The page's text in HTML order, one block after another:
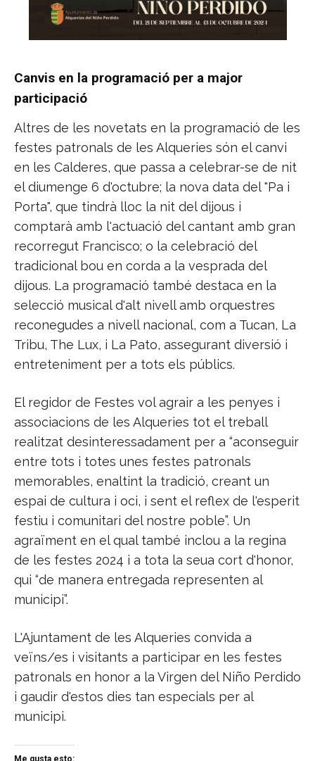
Canvis en la programació per a major
participació
Altres de les novetats en la programació de les
festes patronals de les Alqueries són el canvi
en les Calderes, que passa a celebrar-se de nit
el diumenge 6 d'octubre; la nova data del "Pa i
Porta", que tindrà lloc la nit del dijous i
comptarà amb l'actuació del cantant amb gran
recorregut Francisco; o la celebració del
tradicional bou en corda a la vesprada del
dijous. La programació també destaca en la
selecció musical d'alt nivell amb orquestres
reconegudes a nivell nacional, com a Tucan, La
Tribu, The Lux, i La Pato, assegurant diversió i
entreteniment per a tots els públics.
El regidor de Festes vol agrair a les penyes i
associacions de les Alqueries tot el treball
realitzat desinteressadament per a “aconseguir
entre tots i totes unes festes patronals
memorables, enaltint la tradició, creant un
espai de cultura i oci, i sent el reflex de l'esperit
festiu i comunitari del nostre poble”. Un
agraïment en el qual també inclou a la regina
de les festes 2024 i a tota la seua cort d'honor,
qui “de manera entregada representen al
municipi”.
L'Ajuntament de les Alqueries convida a
veïns/es i visitants a participar en les festes
patronals en honor a la Virgen del Niño Perdido
i gaudir d'estos dies tan especials per al
municipi.
Me gusta esto: